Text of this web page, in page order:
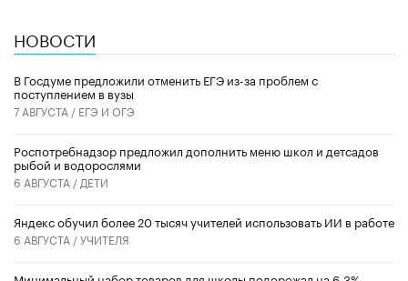
НОВОСТИ
В Госдуме предложили отменить ЕГЭ из-за проблем с
поступлением в вузы
7 АВГУСТА / ЕГЭ И ОГЭ
Роспотребнадзор предложил дополнить меню школ и детсадов
рыбой и водорослями
6 АВГУСТА / ДЕТИ
​Яндекс обучил более 20 тысяч учителей использовать ИИ в работе
6 АВГУСТА /УЧИТЕЛЯ